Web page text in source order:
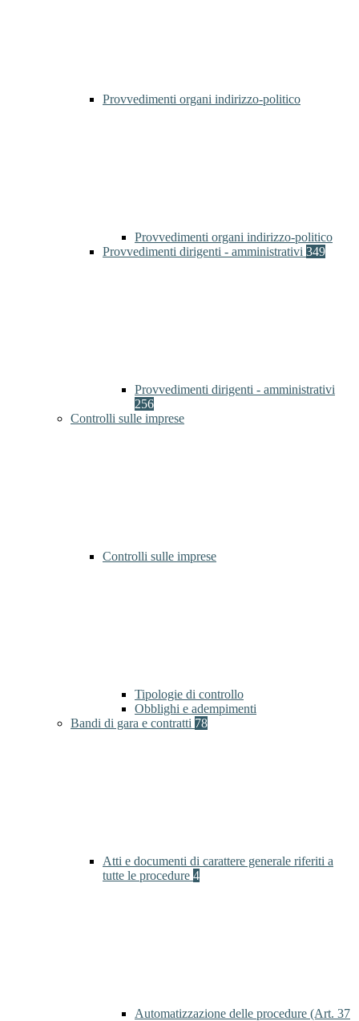
Provvedimenti organi indirizzo-politico
Provvedimenti organi indirizzo-politico
Provvedimenti dirigenti - amministrativi 349
Provvedimenti dirigenti - amministrativi
256
Controlli sulle imprese
Controlli sulle imprese
Tipologie di controllo
Obblighi e adempimenti
Bandi di gara e contratti 78
Atti e documenti di carattere generale riferiti a
tutte le procedure 4
Automatizzazione delle procedure (Art. 37